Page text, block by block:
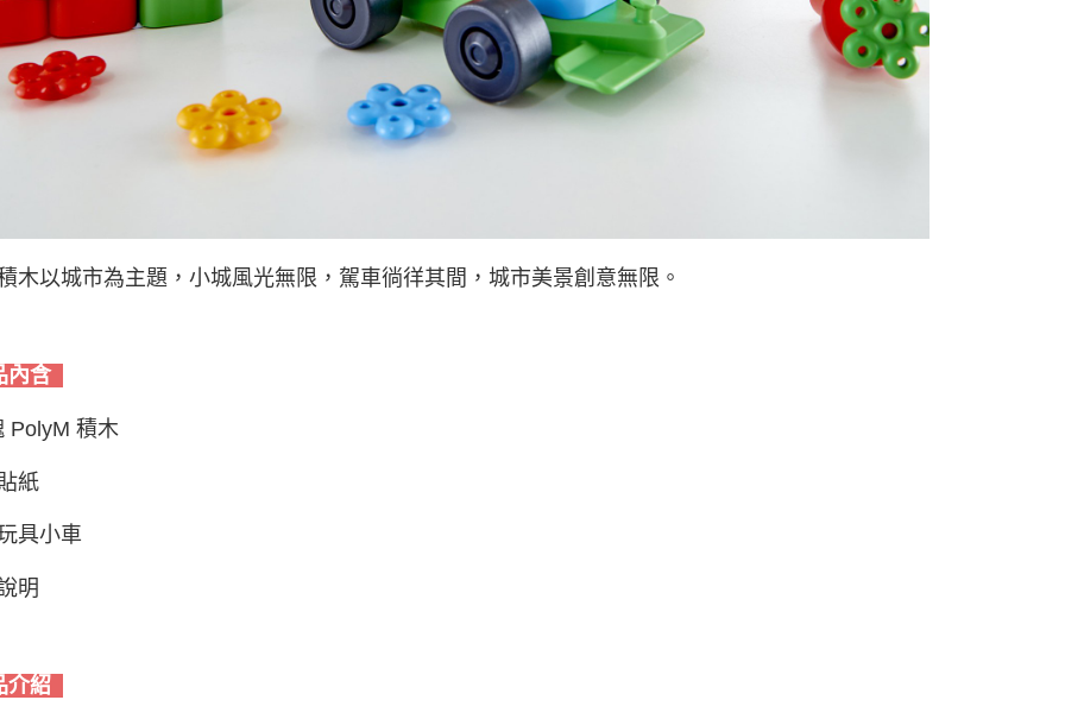
木以城市為主題，小城風光無限，駕車徜徉其間，城市美景創意無限。
內含
PolyM 積木
紙
具小車
明
介紹